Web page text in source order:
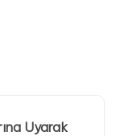
Uyarak